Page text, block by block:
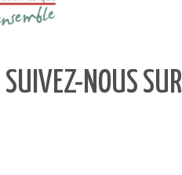
SUIVEZ-NOUS SUR